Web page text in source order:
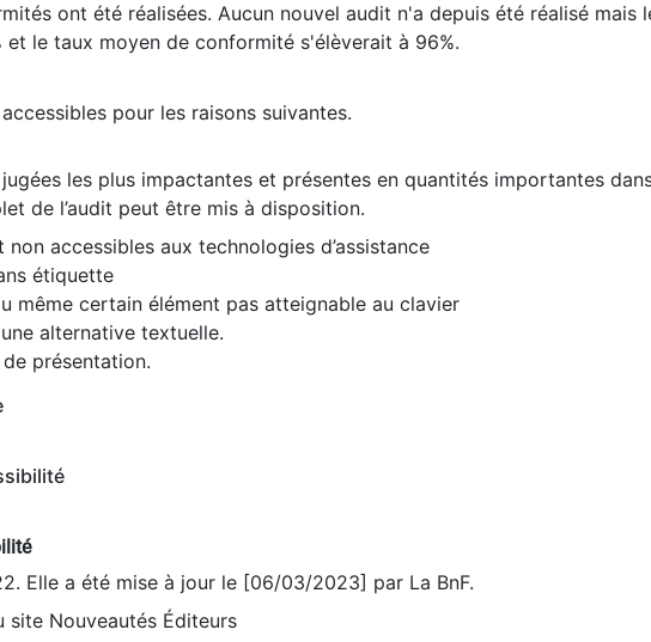
ont été réalisées. Aucun nouvel audit n'a depuis été réalisé mais
et le taux moyen de conformité s'élèverait à 96%.
pour les raisons suivantes.
les plus impactantes et présentes en quantités importantes
de l’audit peut être mis à disposition.
accessibles aux technologies d’assistance
étiquette
même certain élément pas atteignable au clavier
alternative textuelle.
présentation.
Elle a été mise à jour le [06/03/2023] par La BnF.
site Nouveautés Éditeurs